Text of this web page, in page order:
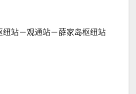
纽站－观通站－薛家岛枢纽站